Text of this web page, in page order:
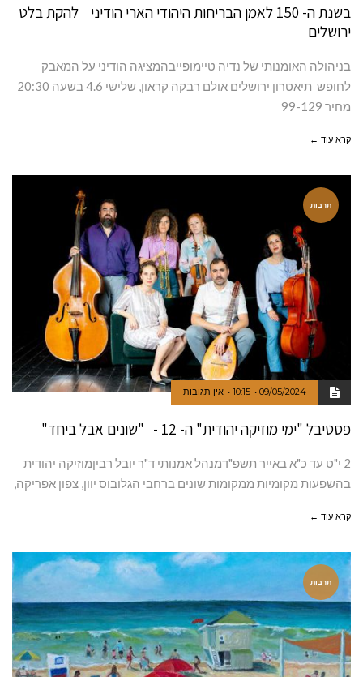
בשנת ה- 150 לאמן הבריחות היהודי הארי הודיני להקת בלט
ירושלים
בניהולה האומנותי של נדיה טיימופייבהמציגה הודיני על המאבק
לחופש תיאטרון ירושלים אולם רבקה קראון, שלישי 4.6 בשעה 20:30
מחיר 99-129
קרא עוד ←
תרבות
09/05/2024
10:15 אין תגובות
פסטיבל "ימי מוזיקה יהודית" ה- 12 - "שונים אבל ביחד"
2 י"ט עד כ"א באייר תשפ"דמנהל אמנותי ד"ר יובל רביןמוזיקה יהודית
בהשפעות מקומיות ממקומות שונים ברחבי הגלובוס יוון, צפון אפריקה,
קרא עוד ←
תרבות